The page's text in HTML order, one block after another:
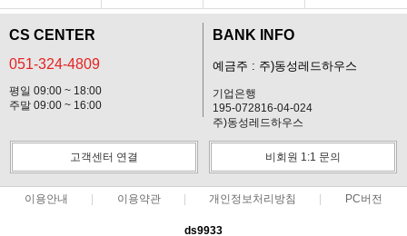
CS CENTER
051-324-4809
평일 09:00 ~ 18:00
주말 09:00 ~ 16:00
BANK INFO
예금주 : 주)동성레드하우스
기업은행
195-072816-04-024
주)동성레드하우스
고객센터 연결 비회원 1:1 문의
이용안내 이용약관 개인정보처리방침 PC버전
ds9933